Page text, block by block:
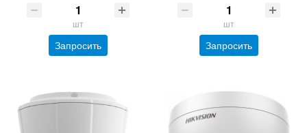
шт
Запросить
шт
Запросить